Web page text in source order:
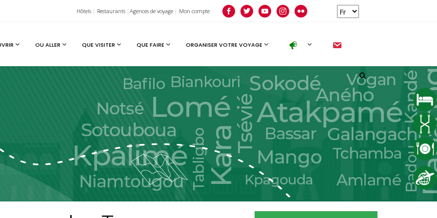
Hôtels | Restaurants | Agences de voyage | Mon compte facebooktwitter youtubeinstagramflickr
new
Follow us
facebook
OU ALLER QUE VISITER QUE FAIRE ORGANISER VOTRE VOYAGE